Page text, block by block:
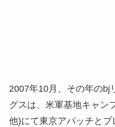
2007年10月、その年のbj
グスは、米軍基地キャン
他)にて東京アパッチと